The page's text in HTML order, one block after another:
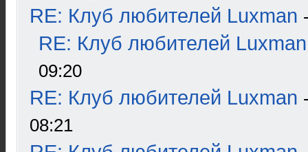
RE: Клуб любителей Luxman
RE: Клуб любителей Luxman
09:20
RE: Клуб любителей Luxman
08:21